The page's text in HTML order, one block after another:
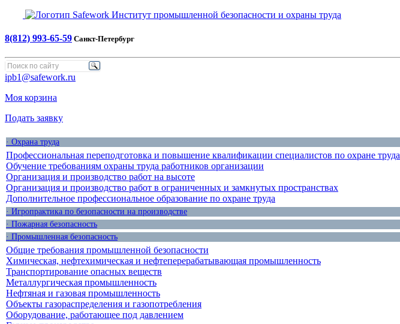
Safework Институт промышленной безопасности и охраны труда
8(812) 993-65-59 Санкт-Петербург
ipb1@safework.ru
Моя корзина
Подать заявку
· Охрана труда
Профессиональная переподготовка и повышение квалификации специалистов по охране труда
Обучение требованиям охраны труда работников организации
Организация и производство работ на высоте
Организация и производство работ в ограниченных и замкнутых пространствах
Дополнительное профессиональное образование по охране труда
· Игропрактика по безопасности на производстве
· Пожарная безопасность
· Промышленная безопасность
Общие требования промышленной безопасности
Химическая, нефтехимическая и нефтеперерабатывающая промышленность
Транспортирование опасных веществ
Металлургическая промышленность
Нефтяная и газовая промышленность
Объекты газораспределения и газопотребления
Оборудование, работающее под давлением